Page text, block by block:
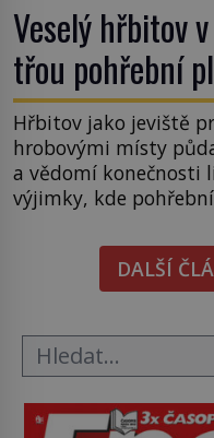
Veselý hřbitov
třou pohřební
Hřbitov jako jeviště
hrobovými místy
a vědomí konečnosti
výjimky, kde
pohledu na výši
v nezaměstnanosti.
hřbitov, který si
DALŠÍ